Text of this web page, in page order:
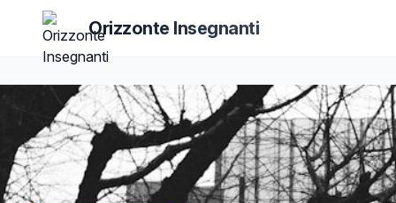
Orizzonte Insegnanti